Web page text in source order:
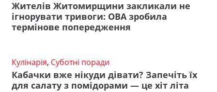
Жителів Житомирщини закликали не
ігнорувати тривоги: ОВА зробила
термінове попередження
Кулінарія, Суботні поради
Кабачки вже нікуди дівати? Запечіть їх
для салату з помідорами — це хіт літа